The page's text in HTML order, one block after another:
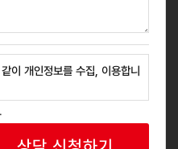
이 개인정보를 수집, 이용합니
, 신규 과정 홍보 등 광고성